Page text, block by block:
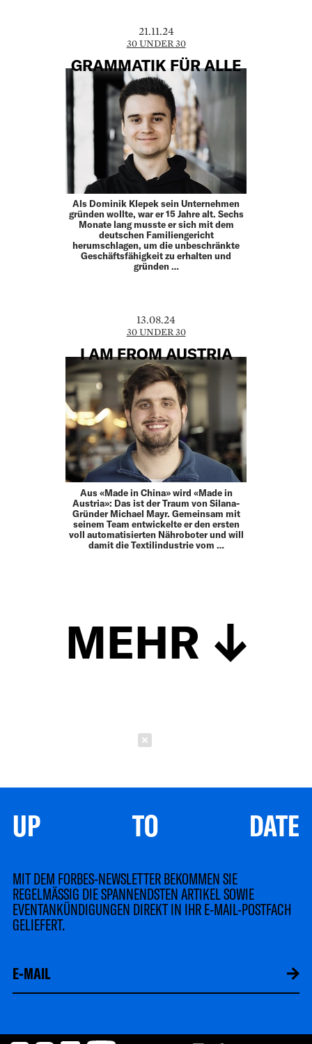
21.11.24
30 UNDER 30
GRAMMATIK FÜR ALLE
Als Dominik Klepek sein Unternehmen
gründen wollte, war er 15 Jahre alt. Sechs
Monate lang musste er sich mit dem
deutschen Familiengericht
herumschlagen, um die unbeschränkte
Geschäftsfähigkeit zu erhalten und
gründen …
13.08.24
30 UNDER 30
I AM FROM AUSTRIA
Aus «Made in China» wird «Made in
Austria»: Das ist der Traum von Silana-
Gründer Michael Mayr. Gemeinsam mit
seinem Team entwickelte er den ersten
voll automatisierten Nähroboter und will
damit die Textilindustrie vom …
MEHR
UP TO DATE
MIT DEM FORBES-NEWSLETTER BEKOMMEN SIE
REGELMÄSSIG DIE SPANNENDSTEN ARTIKEL SOWIE
EVENTANKÜNDIGUNGEN DIREKT IN IHR E-MAIL-POSTFACH
GELIEFERT.